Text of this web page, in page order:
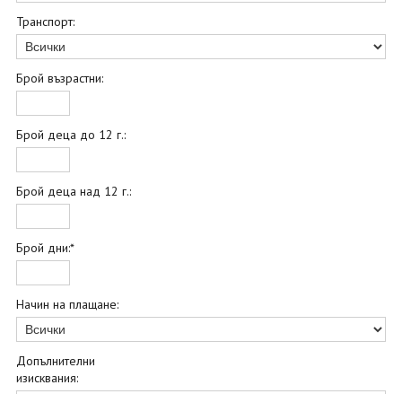
Транспорт:
Брой възрастни:
Брой деца до 12 г.:
Брой деца над 12 г.:
Брой дни:*
Начин на плащане:
Допълнителни
изисквания: